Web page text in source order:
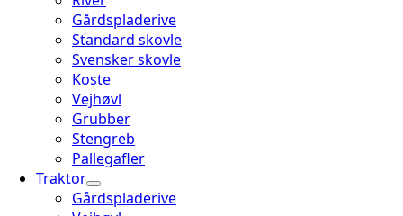
Gårdspladerive
Standard skovle
Svensker skovle
Koste
Vejhøvl
Grubber
Stengreb
Pallegafler
Traktor
Gårdspladerive